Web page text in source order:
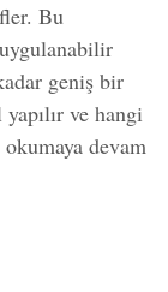
Bu
geniş bir
ve hangi
devam